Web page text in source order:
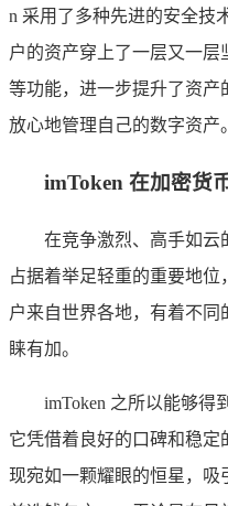
n 采用了多种先进的安全技
户的资产穿上了一层又一
等功能，进一步提升了资产
放心地管理自己的数字资产。
imToken 在加密货
在竞争激烈、高手如云
占据着举足轻重的重要地位
户来自世界各地，有着不同
睐有加。
imToken 之所以能够得
它凭借着良好的口碑和稳
现宛如一颗耀眼的恒星，吸